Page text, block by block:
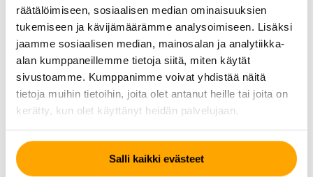
räätälöimiseen, sosiaalisen median ominaisuuksien
tukemiseen ja kävijämäärämme analysoimiseen. Lisäksi
jaamme sosiaalisen median, mainosalan ja analytiikka-
alan kumppaneillemme tietoja siitä, miten käytät
sivustoamme. Kumppanimme voivat yhdistää näitä
tietoja muihin tietoihin, joita olet antanut heille tai joita on
kerätty, kun olet käyttänyt heidän palvelujaan.
Salli kaikki evästeet
Mönkijän renkaiden kokomerkinnät noudattavat kaavaa:
renkaan halkaisija x renkaan leveys x vanteen halkaisija.
Esimerkiksi kokomerkintä 25×8-12 tarkoittaa, että
renkaan halkaisija on 25 tuumaa, renkaan leveys 8
tuumaa ja vanteen halkaisija 12 tuumaa. Mahdollinen R-
kirjain vannekoon edessä tarkoittaa radiaali- eli
vyörengasta.
renkaasta ja lähetä meilleWhatsAppilla numeroon
0407375953